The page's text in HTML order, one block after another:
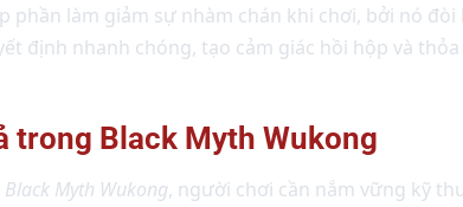
phần làm giảm sự nhàm chán khi chơi, bởi nó đòi
định nhanh chóng, tạo cảm giác hồi hộp và thỏa
trong Black Myth Wukong
Black Myth Wukong, người chơi cần nắm vững kỹ